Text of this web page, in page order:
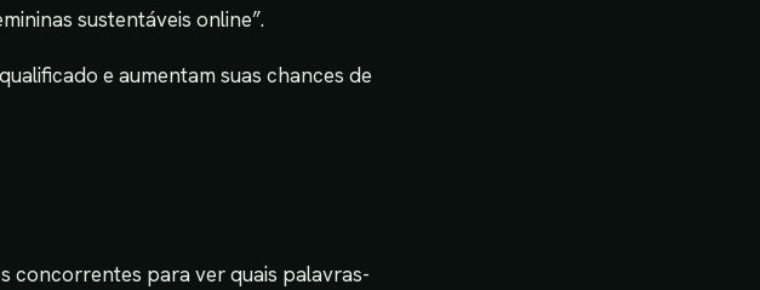
sustentáveis online”.
e aumentam suas chances de
concorrentes para ver quais palavras-